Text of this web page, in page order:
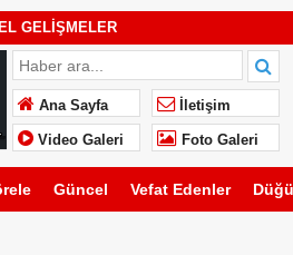
GELİŞMELER
Öztürk Çiftinin Düğününe Davetlisiniz
Takvimi
Ana Sayfa İletişim
Video Galeri Foto Galeri
Güncel Vefat Edenler